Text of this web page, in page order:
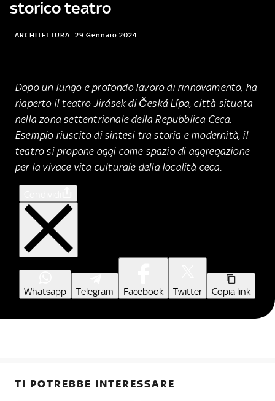
storico teatro
ARCHITETTURA 29 Gennaio 2024
Dopo un lungo e profondo lavoro di rinnovamento, ha
riaperto il teatro Jirásek di Česká Lípa, città situata
nella zona settentrionale della Repubblica Ceca.
Esempio riuscito di sintesi tra storia e modernità, il
teatro si propone oggi come spazio di aggregazione
per la vivace vita culturale della località ceca.
Whatsapp Telegram Facebook Twitter Copia link
TI POTREBBE INTERESSARE